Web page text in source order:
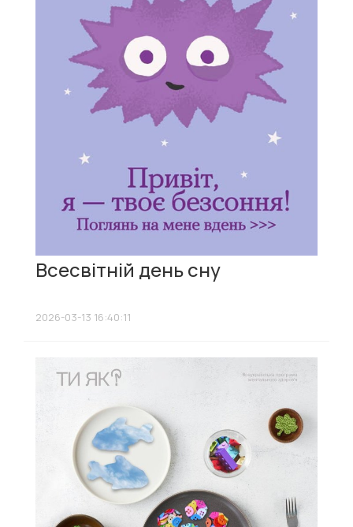
Всесвітній день сну
2026-03-13 16:40:11